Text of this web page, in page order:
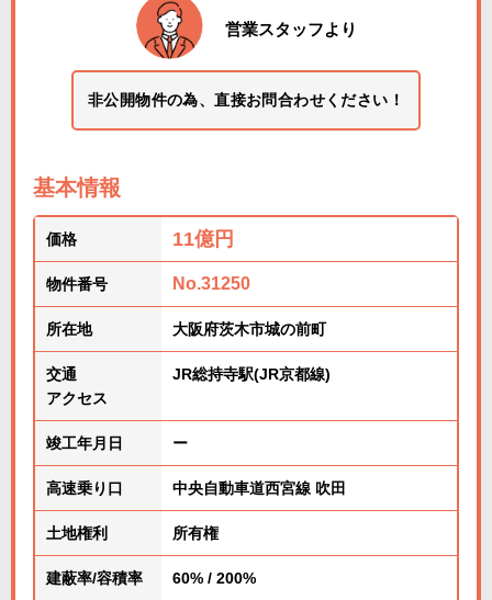
営業スタッフより
非公開物件の為、直接お問合わせください！
基本情報
価格 11億円
物件番号 No.31250
所在地 大阪府茨木市城の前町
交通
アクセス
JR総持寺駅(JR京都線)
竣工年月日 ー
高速乗り口 中央自動車道西宮線 吹田
土地権利 所有権
建蔽率/容積率 60% / 200%